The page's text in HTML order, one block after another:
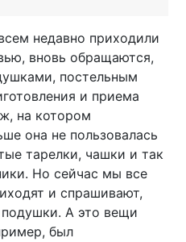
недавно приходили
вновь обращаются,
постельным
и приема
на котором
она не пользовалась
тарелки, чашки и так
Но сейчас мы все
и спрашивают,
подушки. А это вещи
был